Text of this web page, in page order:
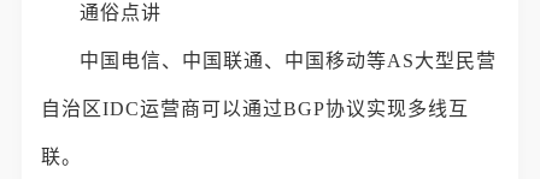
通俗点讲
中国电信、中国联通、中国移动等AS大型民营
自治区IDC运营商可以通过BGP协议实现多线互
联。